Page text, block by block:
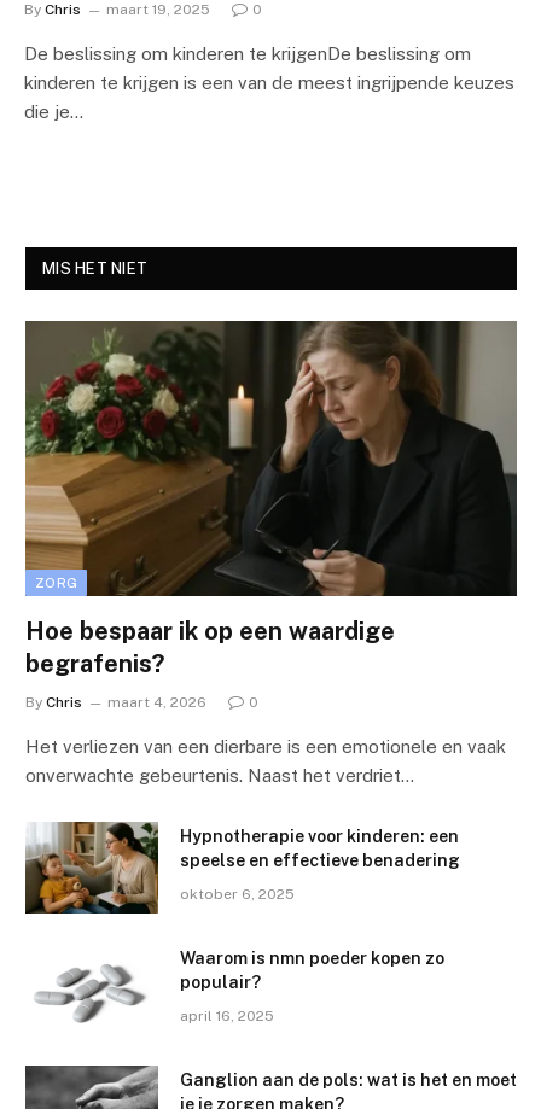
By Chris maart 19, 2025 0
De beslissing om kinderen te krijgenDe beslissing om
kinderen te krijgen is een van de meest ingrijpende keuzes
die je…
MIS HET NIET
ZORG
Hoe bespaar ik op een waardige
begrafenis?
By Chris maart 4, 2026 0
Het verliezen van een dierbare is een emotionele en vaak
onverwachte gebeurtenis. Naast het verdriet…
Hypnotherapie voor kinderen: een
speelse en effectieve benadering
oktober 6, 2025
Waarom is nmn poeder kopen zo
populair?
april 16, 2025
Ganglion aan de pols: wat is het en moet
je je zorgen maken?